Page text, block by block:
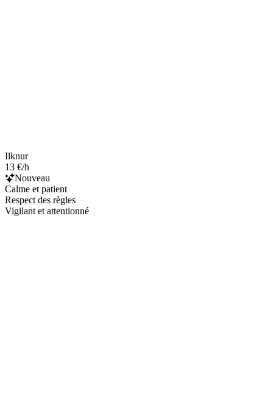
Ilknur
13 €/h
Nouveau
Calme et patient
Respect des règles
Vigilant et attentionné